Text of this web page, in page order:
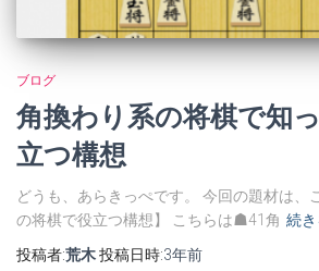
ブログ
角換わり系の将棋で知
立つ構想
どうも、あらきっぺです。 今回の題材は、
の将棋で役立つ構想】 こちらは☗41角 続
投稿者:荒木投稿日時:3年前